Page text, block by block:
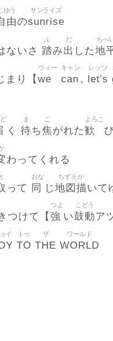
由
じゆう
のsunrise
サンライズ
ないさ 踏
ふ
み出
だ
した地
ちへ
まり【 we
ウィー
can
キャン
, let's
レッツ
く 待
ま
ち焦
こ
がれた歓
よろこ
わってくれる
と
って 同
おな
じ地図描
ちずえが
いて
つけて【 強
つよ
い鼓動
こどう
ア
イ
TO
トゥ
THE
ザ
WORLD
ワールド